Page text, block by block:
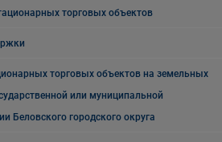
торговых объектов
торговых объектов на земельных
или муниципальной
Беловского городского округа